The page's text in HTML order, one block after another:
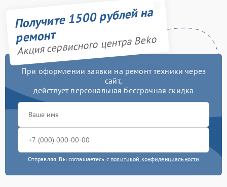
Получите 1500 рублей на
ремонт
Акция сервисного центра Beko
При оформлении заявки на ремонт техники через
сайт,
действует персональная бессрочная скидка
Отправляя, Вы соглашаетесь с политикой конфиденциальности